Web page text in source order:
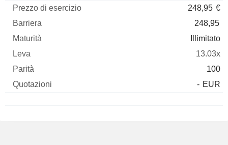
248,95 €
248,95
Illimitato
13.03x
100
- EUR